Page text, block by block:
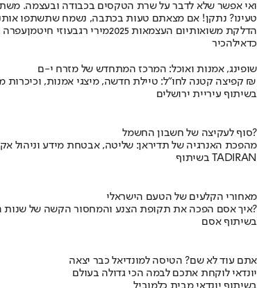
ואי אפשר שלא לדבר על שרת הטקסים בכבודה ובעצמה.
טעינו? נתקן! אם מצאתם טעות בכתבה, נשמח שתשתפו
הדלקת משואותיום העצמאות 2025 מירי רגבעוזי חיטמןעפרה
כדאילהכיר
שופינג, אמנות ואוכל: המרכז המתחדש של מזרח י-ם
קפיצה קטנה לחו"ל: טיילת חדשה, מיצגי אמנות, וכיכרות משופצות בהשקעה של 100 מיליון ₪
בשיתוף עיריית ירושלים
סוף לעקיצה של חשבון החשמל?
מהפכת האנרגיה של תדיראן: שליטה, אבטחת מידע וניהול
בשיתוף TADIRAN
מאחורי הקלעים של הטעם הישראלי
איך אסם הפכה את תקופת הצנע והמחסור הקשה של שנות ה-40 למותג לאומי?
בשיתוף אסם
אתם עוד לא שם? הטיסה למונדיאל כבר יצאה
יונדאי לוקחת אתכם לבמה הכי גדולה בעולם